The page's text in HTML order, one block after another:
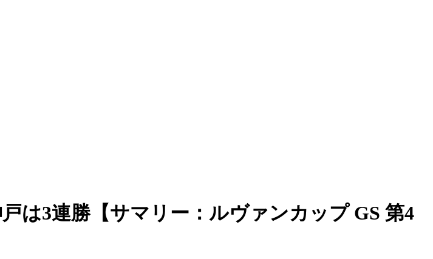
は3連勝【サマリー：ルヴァンカップ GS 第4